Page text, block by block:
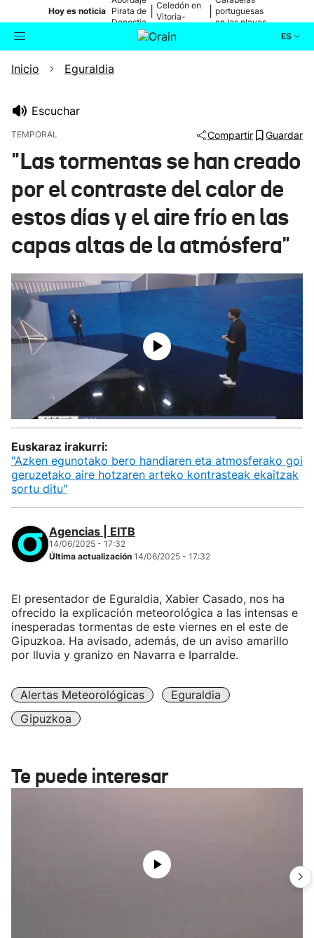
Hoy es noticia Pirata de
Donostia
Celedón en
Vitoria-
portuguesas
en las playas
ES
Buscador
Ikusmiran
Eguraldia
Inicio Eguraldia
Escuchar
TEMPORAL Compartir Guardar
"Las tormentas se han creado
por el contraste del calor de
estos días y el aire frío en las
capas altas de la atmósfera"
Euskaraz irakurri:
"Azken egunotako bero handiaren eta atmosferako goi
geruzetako aire hotzaren arteko kontrasteak ekaitzak
sortu ditu"
Agencias | EITB
14/06/2025 - 17:32
Última actualización 14/06/2025 - 17:32
El presentador de Eguraldia, Xabier Casado, nos ha
ofrecido la explicación meteorológica a las intensas e
inesperadas tormentas de este viernes en el este de
Gipuzkoa. Ha avisado, además, de un aviso amarillo
por lluvia y granizo en Navarra e Iparralde.
Alertas Meteorológicas
Eguraldia
Gipuzkoa
Te puede interesar